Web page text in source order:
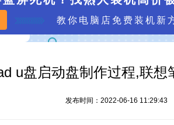
教你电脑店免费装机新
u盘启动盘制作过程,联想
发布时间：2022-06-16 11:29:43